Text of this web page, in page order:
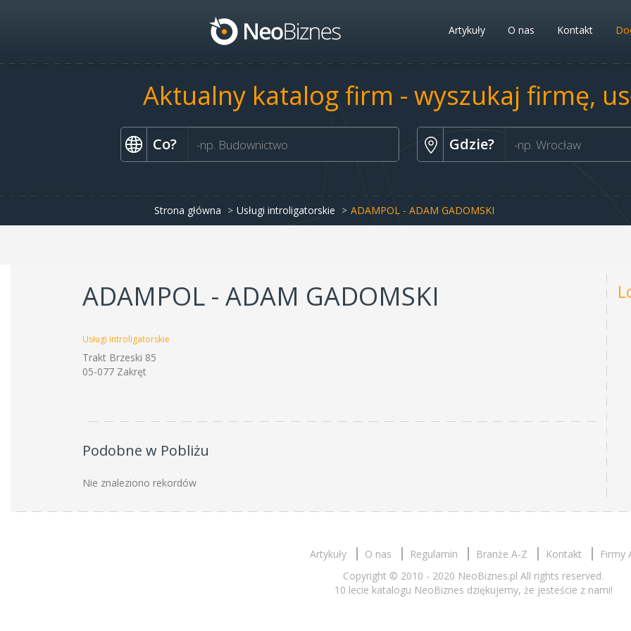
Artykuły O nas Kontakt
Aktualny katalog firm - wyszukaj firmę,
Co? Gdzie?
Strona główna Usługi introligatorskie ADAMPOL - ADAM GADOMSKI
ADAMPOL - ADAM GADOMSKI
Usługi introligatorskie
Trakt Brzeski 85
05-077 Zakręt
Podobne w Pobliżu
Nie znaleziono rekordów
Artykuły O nas Regulamin Branże A-Z Kontakt
Firmy
Copyright © 2010 - 2020 NeoBiznes.pl All rights reserved.
10 lecie katalogu NeoBiznes dziękujemy, że jesteście z nami!